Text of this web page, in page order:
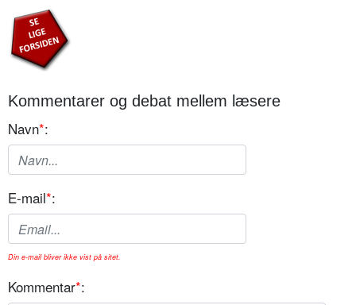
Kommentarer og debat mellem læsere
Navn*:
E-mail*:
Din e-mail bliver ikke vist på sitet.
Kommentar*: